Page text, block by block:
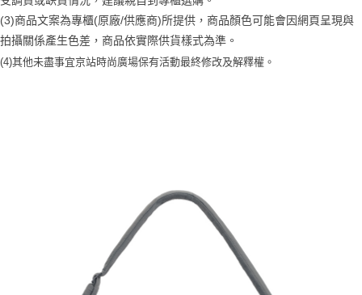
(3)商品文案為專櫃(原廠/供應商)所提供，商品顏色可能會因網頁呈現與
拍攝關係產生色差，商品依實際供貨樣式為準。
(4)其他未盡事宜京站時尚廣場保有活動最終修改及解釋權。